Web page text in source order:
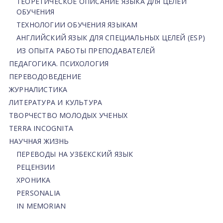
ОБУЧЕНИЯ
ТЕХНОЛОГИИ ОБУЧЕНИЯ ЯЗЫКАМ
АНГЛИЙСКИЙ ЯЗЫК ДЛЯ СПЕЦИАЛЬНЫХ ЦЕЛЕЙ (ESP)
ИЗ ОПЫТА РАБОТЫ ПРЕПОДАВАТЕЛЕЙ
ПЕДАГОГИКА. ПСИХОЛОГИЯ
ПЕРЕВОДОВЕДЕНИЕ
ЖУРНАЛИСТИКА
ЛИТЕРАТУРА И КУЛЬТУРА
ТВОРЧЕСТВО МОЛОДЫХ УЧЕНЫХ
TERRA INCOGNITA
НАУЧНАЯ ЖИЗНЬ
ПЕРЕВОДЫ НА УЗБЕКСКИЙ ЯЗЫК
РЕЦЕНЗИИ
ХРОНИКА
PERSONALIA
IN MEMORIAN